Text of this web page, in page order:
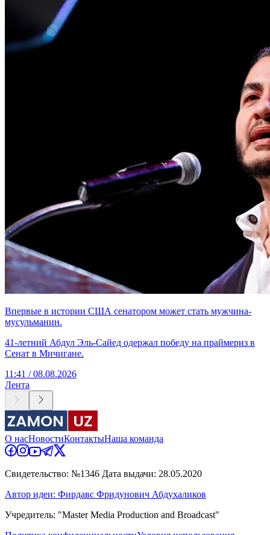
Впервые в истории США сенатором может стать мужчина-
мусульманин.
41-летний Абдул Эль-Сайед одержал победу на праймериз в
Сенат в Мичигане.
11:41 / 08.08.2026
Лента
О насНовостиКонтактыНаша команда
Свидетельство: №1346 Дата выдачи: 28.05.2020
Автор идеи: Фирдавс Фридунович Абдухаликов
Учредитель: "Master Media Production and Broadcast"